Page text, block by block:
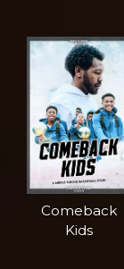
Comeback
Kids